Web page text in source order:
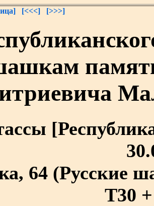
[<<<] [>>>]
64 (Русские
T30